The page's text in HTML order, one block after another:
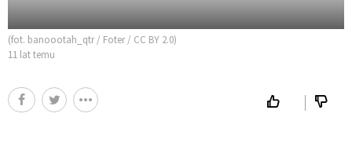
(fot. banoootah_qtr / Foter / CC BY 2.0)
11 lat temu